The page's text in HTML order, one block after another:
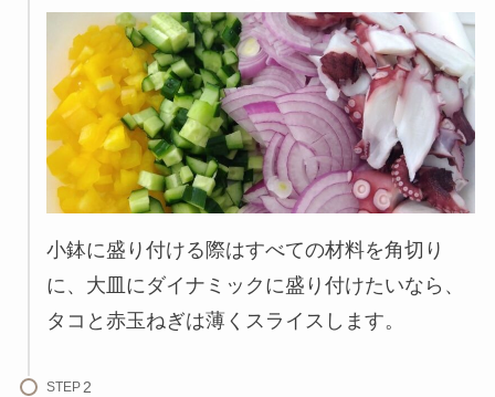
小鉢に盛り付ける際はすべての材料を角切り
に、大皿にダイナミックに盛り付けたいなら、
タコと赤玉ねぎは薄くスライスします。
STEP